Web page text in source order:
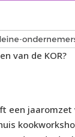
van de KOR?
een